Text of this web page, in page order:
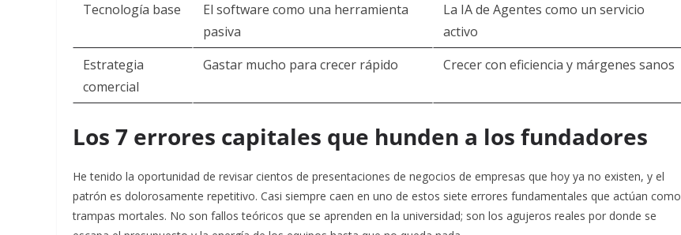
Tecnología base
El software como una herramienta
pasiva
La IA de Agentes como un servicio
activo
Estrategia
comercial
Gastar mucho para crecer rápido Crecer con eficiencia y márgenes sanos
Los 7 errores capitales que hunden a los fundadores
He tenido la oportunidad de revisar cientos de presentaciones de negocios de empresas que hoy ya no existen, y el
patrón es dolorosamente repetitivo. Casi siempre caen en uno de estos siete errores fundamentales que actúan como
trampas mortales. No son fallos teóricos que se aprenden en la universidad; son los agujeros reales por donde se